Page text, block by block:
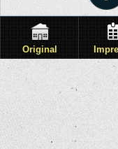
Original